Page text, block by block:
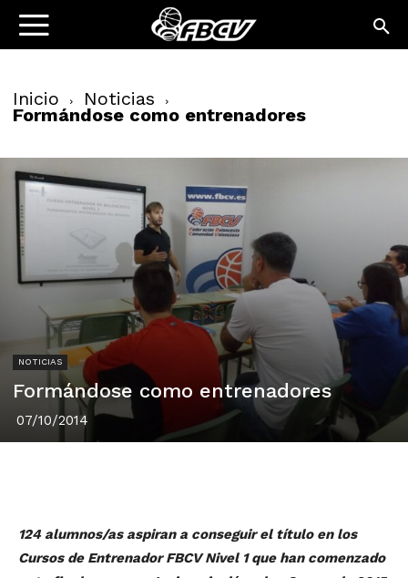
Inicio Noticias
Formándose como entrenadores
NOTICIAS
Formándose como entrenadores
07/10/2014
124 alumnos/as aspiran a conseguir el título en los
Cursos de Entrenador FBCV Nivel 1 que han comenzado